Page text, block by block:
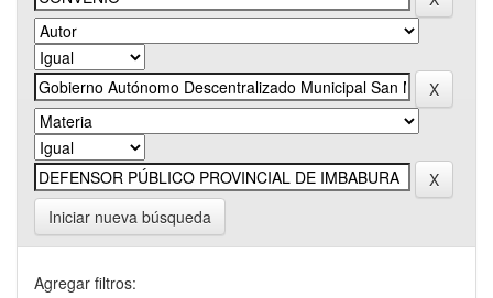
Iniciar nueva búsqueda
Agregar filtros: